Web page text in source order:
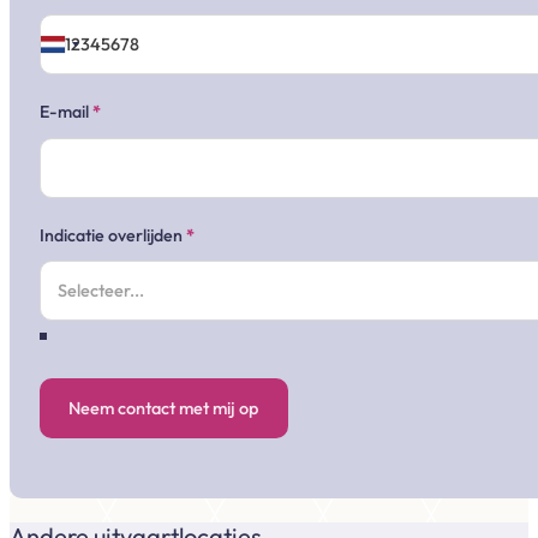
E-mail*
Indicatie overlijden *
Neem contact met mij op